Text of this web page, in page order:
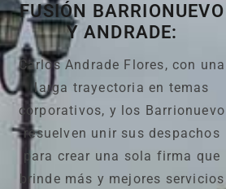
FUSIÓN BARRIONUEVO
Y ANDRADE:
Carlos Andrade Flores, con una
larga trayectoria en temas
corporativos, y los Barrionuevo
resuelven unir sus despachos
para crear una sola firma que
brinde más y mejores servicios